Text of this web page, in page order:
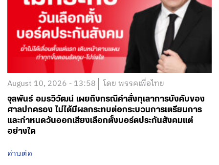
August 10, 2026 - 13:58 โดย พรรคเพื่อไทย
จุลพันธ์ อมรวิวัฒน์ เผยถึงกรณีคำสั่งทุเลาการบังคับของ
ศาลปกครอง ไม่ได้มีผลกระทบต่อกระบวนการเตรียมการ
และกำหนดวันออกเสียงเลือกตั้งบอร์ดประกันสังคมแต่
อย่างใด
อ่านต่อ